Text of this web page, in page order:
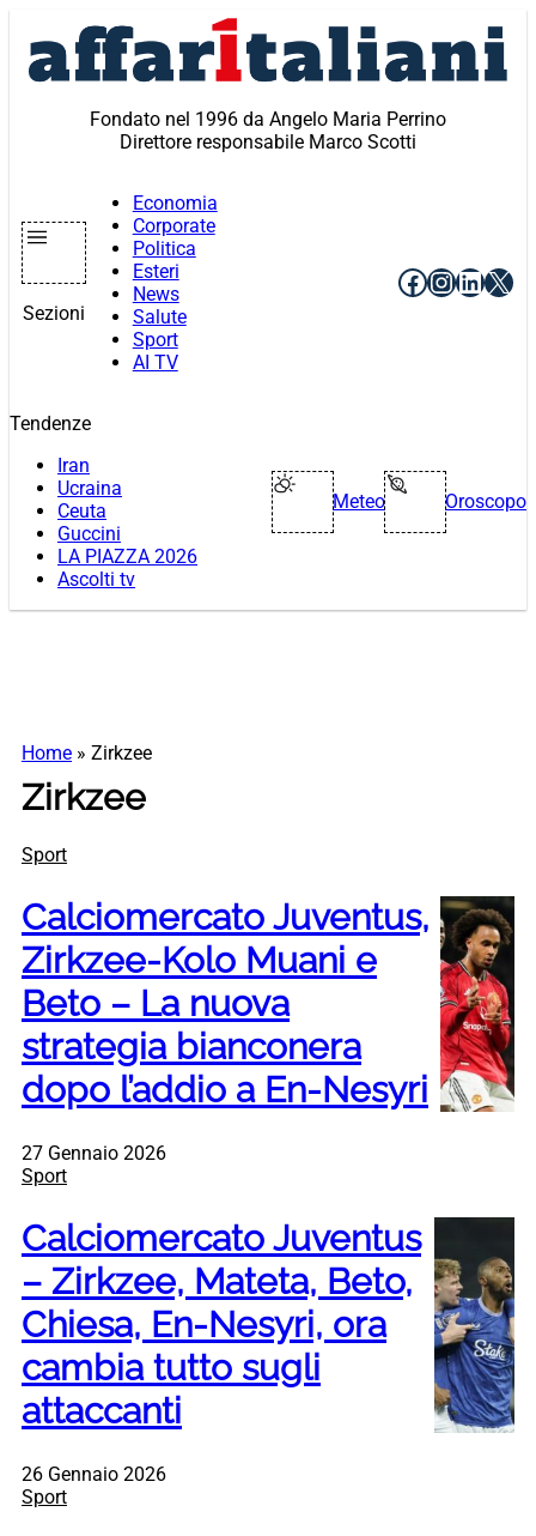
contenuto
Fondato nel 1996 da Angelo Maria Perrino
Direttore responsabile Marco Scotti
Sezioni
Economia
Corporate
Politica
Esteri
News
Salute
Sport
AI TV
Facebook
X
Tendenze
Iran
Ucraina
Ceuta
Guccini
LA PIAZZA 2026
Ascolti tv
Meteo Oroscopo
Home » Zirkzee
Zirkzee
Sport
Calciomercato Juventus,
Zirkzee-Kolo Muani e
Beto – La nuova
strategia bianconera
dopo l’addio a En-Nesyri
27 Gennaio 2026
Sport
Calciomercato Juventus
– Zirkzee, Mateta, Beto,
Chiesa, En-Nesyri, ora
cambia tutto sugli
attaccanti
26 Gennaio 2026
Sport